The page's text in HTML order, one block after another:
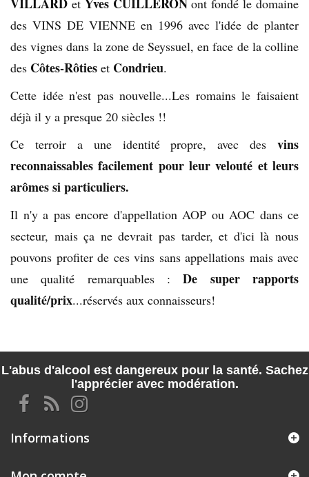
des VINS DE VIENNE en 1996 avec l'idée de planter
des vignes dans la zone de Seyssuel, en face de la colline
des Côtes-Rôties et Condrieu.
Cette idée n'est pas nouvelle...Les romains le faisaient
déjà il y a presque 20 siècles !!
Ce terroir a une identité propre, avec des vins
reconnaissables facilement pour leur velouté et leurs
arômes si particuliers.
Il n'y a pas encore d'appellation AOP ou AOC dans ce
secteur, mais ça ne devrait pas tarder, et d'ici là nous
pouvons profiter de ces vins sans appellations mais avec
une qualité remarquables :De super rapports
qualité/prix...réservés aux connaisseurs!
L'abus d'alcool est dangereux pour la santé. Sachez
l'apprécier avec modération.
Informations